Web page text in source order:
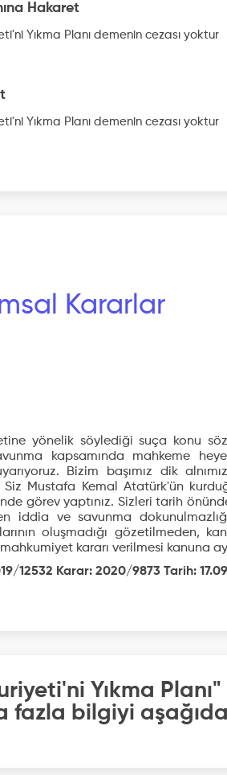
Hakaret
Yıkma Planı demenin cezası yoktur
Yıkma Planı demenin cezası yoktur
Kararlar
yönelik söylediği suça konu
kapsamında mahkeme
Bizim başımız dik
Siz Mustafa Kemal Atatürk'ün
görev yaptınız. Sizleri tarih
iddia ve savunma
oluşmadığı gözetilmeden,
kararı verilmesi kanuna
12532 Karar: 2020/9873 Tarih:
Yıkma
fazla bilgiyi